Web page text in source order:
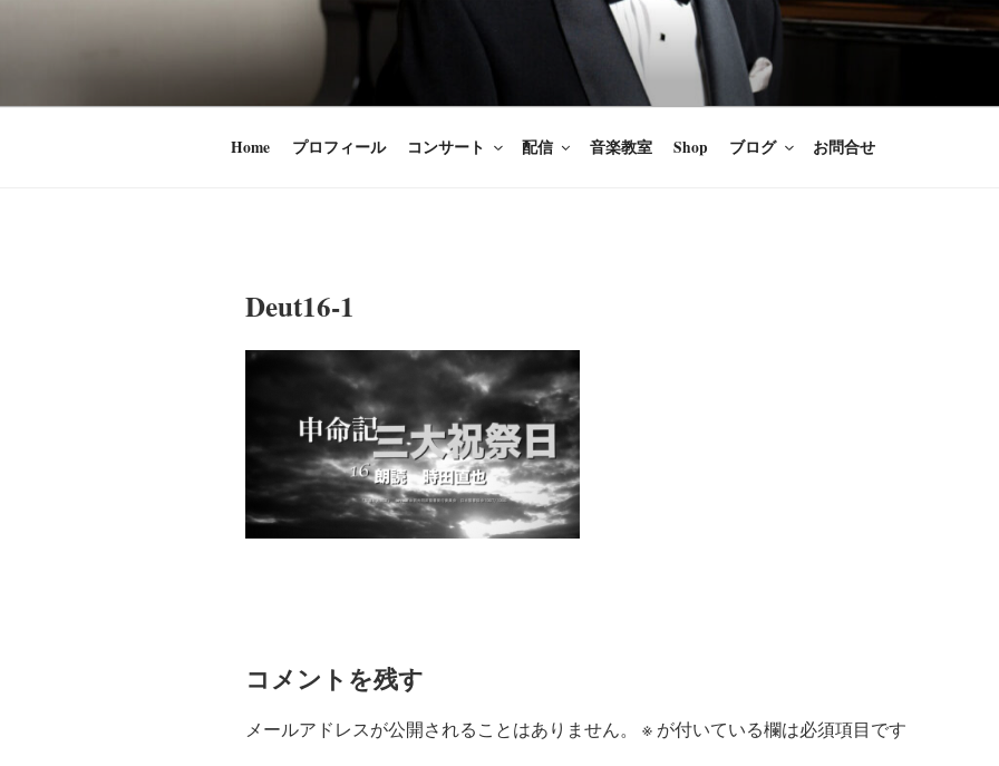
ン
時田直也 声楽家/BARITONE
歌うことは希望を語ること、生きることは喜び
うことかけがえのないあなたに「いのちの歌」
Home プロフィール コンサート 配信 音楽教室 Shop ブログ お問合せ
Deut16-1
コメントを残す
メールアドレスが公開されることはありません。 ※ が付いている欄は必須項目です